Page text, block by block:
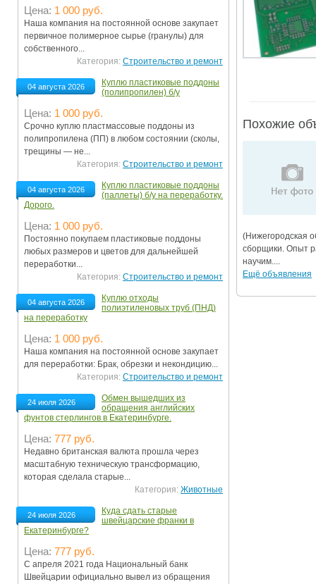
Ограничения движения транспорта на майские
Электронные транспортные карты
Похожие
(Нижегородская
сборщики. Опыт
научим....
Ещё объявления
Цена: 1 000 руб.
Наша компания на постоянной основе закупает
первичное полимерное сырье (гранулы) для
собственного...
Категория: Строительство и ремонт
04 августа 2026
Куплю пластиковые поддоны
(полипропилен) б/у
Цена: 1 000 руб.
Срочно куплю пластмассовые поддоны из
полипропилена (ПП) в любом состоянии (сколы,
трещины — не...
Категория: Строительство и ремонт
04 августа 2026
Куплю пластиковые поддоны
(паллеты) б/у на переработку.
Дорого.
Цена: 1 000 руб.
Постоянно покупаем пластиковые поддоны
любых размеров и цветов для дальнейшей
переработки...
Категория: Строительство и ремонт
04 августа 2026
Куплю отходы
полиэтиленовых труб (ПНД)
на переработку
Цена: 1 000 руб.
Наша компания на постоянной основе закупает
для переработки: Брак, обрезки и некондицию...
Категория: Строительство и ремонт
24 июля 2026
Обмен вышедших из
обращения английских
фунтов стерлингов в Екатеринбурге.
Цена: 777 руб.
Недавно британская валюта прошла через
масштабную техническую трансформацию,
которая сделала старые...
Категория: Животные
24 июля 2026
Куда сдать старые
швейцарские франки в
Екатеринбурге?
Цена: 777 руб.
С апреля 2021 года Национальный банк
Швейцарии официально вывел из обращения